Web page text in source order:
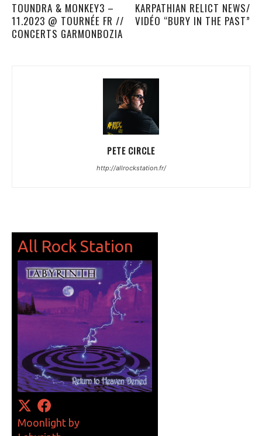
TOUNDRA & MONKEY3 –
11.2023 @ TOURNÉE FR //
CONCERTS GARMONBOZIA
KARPATHIAN RELICT NEWS/
VIDÉO “BURY IN THE PAST”
PETE CIRCLE
http://allrockstation.fr/